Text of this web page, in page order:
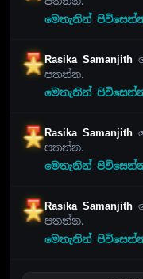
මෙතැනින්
Rasika Samanjith
පතන්න.
මෙතැනින්
Rasika Samanjith
පතන්න.
මෙතැනින්
Rasika Samanjith
පතන්න.
මෙතැනින්